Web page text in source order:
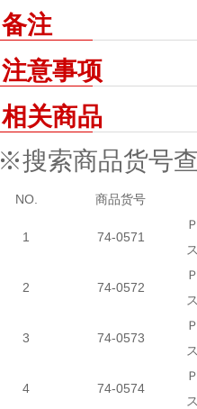
备注
注意事项
相关商品
※搜索商品货号
NO. 商品货号
1 74-0571
2 74-0572
3 74-0573
4 74-0574